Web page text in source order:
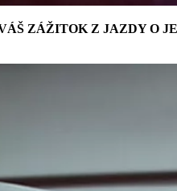
ZÁŽITOK Z JAZDY O